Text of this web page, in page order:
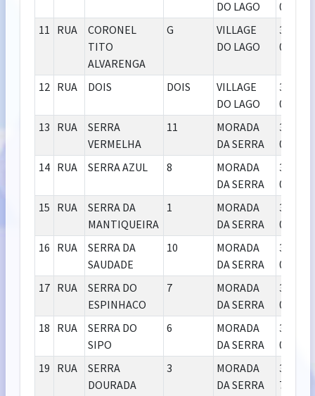
DO LAGO
000
11 RUA
CORONEL
TITO
ALVARENGA
G
VILLAGE
DO LAGO
39.400-
000
12 RUA DOIS DOIS
VILLAGE
DO LAGO
39.400-
000
13 RUA
SERRA
VERMELHA
11
MORADA
DA SERRA
39.400-
000
14 RUA SERRA AZUL 8
MORADA
DA SERRA
39.400-
000
15 RUA
SERRA DA
MANTIQUEIRA
1
MORADA
DA SERRA
39.400-
000
16 RUA
SERRA DA
SAUDADE
10
MORADA
DA SERRA
39.400-
000
17 RUA
SERRA DO
ESPINHACO
7
MORADA
DA SERRA
39.400-
000
18 RUA
SERRA DO
SIPO
6
MORADA
DA SERRA
39.400-
000
19 RUA
SERRA
DOURADA
3
MORADA
DA SERRA
39.401-
766